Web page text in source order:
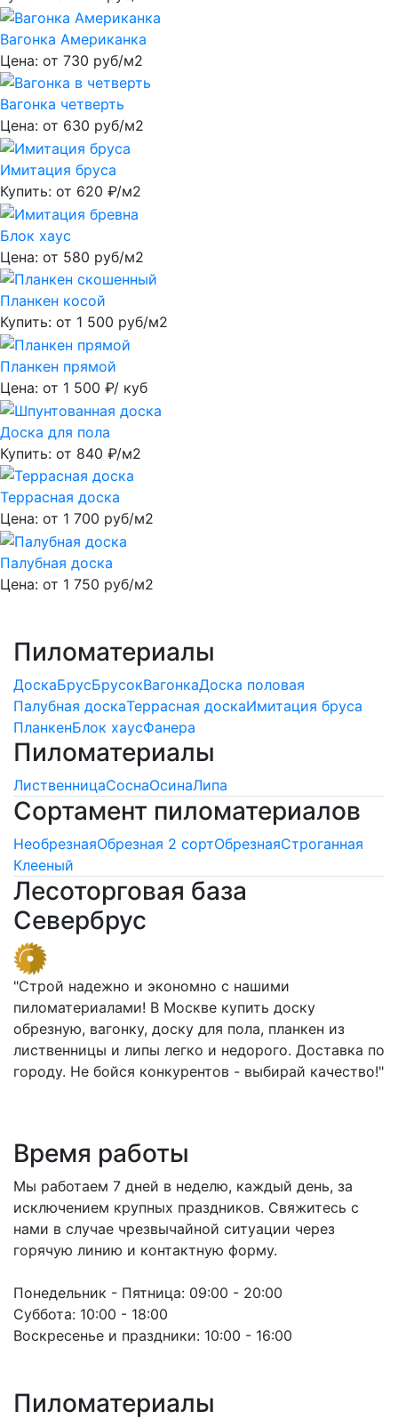
Вагонка Американка
Цена: от 730 руб/м2
Вагонка четверть
Цена: от 630 руб/м2
Имитация бруса
Купить: от 620 ₽/м2
Блок хаус
Цена: от 580 руб/м2
Планкен косой
Купить: от 1 500 руб/м2
Планкен прямой
Цена: от 1 500 ₽/ куб
Доска для пола
Купить: от 840 ₽/м2
Террасная доска
Цена: от 1 700 руб/м2
Палубная доска
Цена: от 1 750 руб/м2
Пиломатериалы
ДоскаБрусБрусокВагонкаДоска половая
Палубная доскаТеррасная доскаИмитация бруса
ПланкенБлок хаусФанера
Пиломатериалы
ЛиственницаСоснаОсинаЛипа
Сортамент пиломатериалов
НеобрезнаяОбрезная 2 сортОбрезнаяСтроганная
Клееный
Лесоторговая база
Севербрус
"Строй надежно и экономно с нашими
пиломатериалами! В Москве купить доску
обрезную, вагонку, доску для пола, планкен из
лиственницы и липы легко и недорого. Доставка по
городу. Не бойся конкурентов - выбирай качество!"
Время работы
Мы работаем 7 дней в неделю, каждый день, за
исключением крупных праздников. Свяжитесь с
нами в случае чрезвычайной ситуации через
горячую линию и контактную форму.
Понедельник - Пятница: 09:00 - 20:00
Суббота: 10:00 - 18:00
Воскресенье и праздники: 10:00 - 16:00
Пиломатериалы